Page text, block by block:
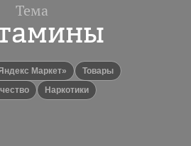
Тема
«Яндекс Маркет»
Товары
наркотики